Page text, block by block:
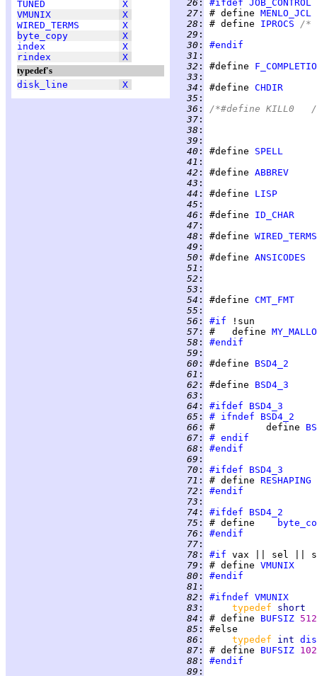
TUNED
X
VMUNIX
X
WIRED_TERMS
X
byte_copy
X
index
X
rindex
X
typedef's
disk_line
X
  26
: #ifdef JOB_CONTROL
  27
: #	define MENLO_JCL
  28
: #	define IPROCS
/*
  29
:
  30
:
#endif
  31
:
  32
: #define
  33
:
  34
: #define CHDIR
  35
:
  36
:
/
  37
:
  38
:
  39
:
  40
: #define SPELL
  41
:
  42
: #define ABBREV
  43
:
  44
: #define LISP
  45
:
  46
: #define ID_CHAR
  47
:
  48
: #define WIRED_TERMS
  49
:
  50
: #define ANSICODES
  51
:
  52
:
  53
:
  54
: #define CMT_FMT
  55
:
  56
: #if
  57
: #   define
  58
:
#endif
  59
:
  60
: #define BSD4_2
  61
:
  62
: #define BSD4_3
  63
:
  64
: #ifdef
BSD4_3
  65
: #	ifndef
BSD4_2
  66
: #		define
  67
:
#	endif
  68
:
#endif
  69
:
  70
: #ifdef
BSD4_3
  71
: #	define RESHAPING
  72
:
#endif
  73
:
  74
: #ifdef
BSD4_2
  75
: #	define
  76
:
#endif
  77
:
  78
:
#if
  79
: #	define VMUNIX
  80
:
#endif
  81
:
  82
: #ifndef VMUNIX
  83
: typedef
  84
: #	define BUFSIZ
  85
:
  86
: typedef int
  87
: #	define BUFSIZ
  88
:
#endif
  89
: